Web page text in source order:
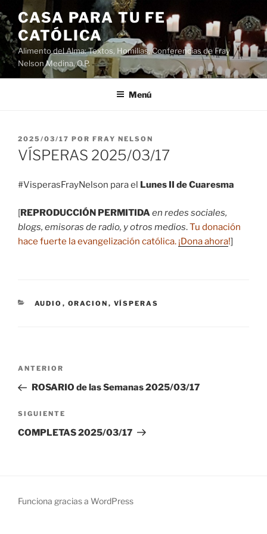
Saltar
al
contenido
CASA PARA TU FE
CATÓLICA
Alimento del Alma: Textos, Homilias, Conferencias de Fray
Nelson Medina, O.P.
Menú
PUBLICADO
EL
2025/03/17 POR FRAY NELSON
VÍSPERAS 2025/03/17
#VisperasFrayNelson para el Lunes II de Cuaresma
[REPRODUCCIÓN PERMITIDAen redes sociales,
blogs, emisoras de radio, y otros medios.Tu donación
hace fuerte la evangelización católica. ¡Dona ahora!]
CATEGORÍAS
AUDIO , ORACION , VÍSPERAS
Navegación
entradas
Entrada
anterior:
ANTERIOR
ROSARIO de las Semanas 2025/03/17
Siguiente
entrada
SIGUIENTE
COMPLETAS 2025/03/17
Funciona gracias a WordPress